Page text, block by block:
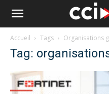
Accueil Tags Organisations
Tag: